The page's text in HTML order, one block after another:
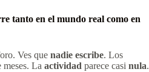
tanto en el mundo real como en
Ves que nadie escribe. Los
meses. La actividad parece casi nula.